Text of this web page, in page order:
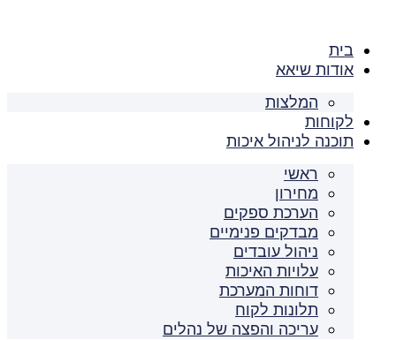
בית
אודות שיאא
המלצות
לקוחות
תוכנה לניהול איכות
ראשי
מחירון
הערכת ספקים
מבדקים פנימיים
ניהול עובדים
עלויות האיכות
דוחות המערכת
תלונות לקוח
עריכה והפצה של נהלים